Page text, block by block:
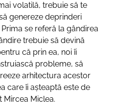
volatilă, trebuie să te
genereze deprinderi
se referă la gândirea
trebuie să devină
că prin ea, noi îi
probleme, să
arhitectura acestor
care îi așteaptă este de
Mircea Miclea.